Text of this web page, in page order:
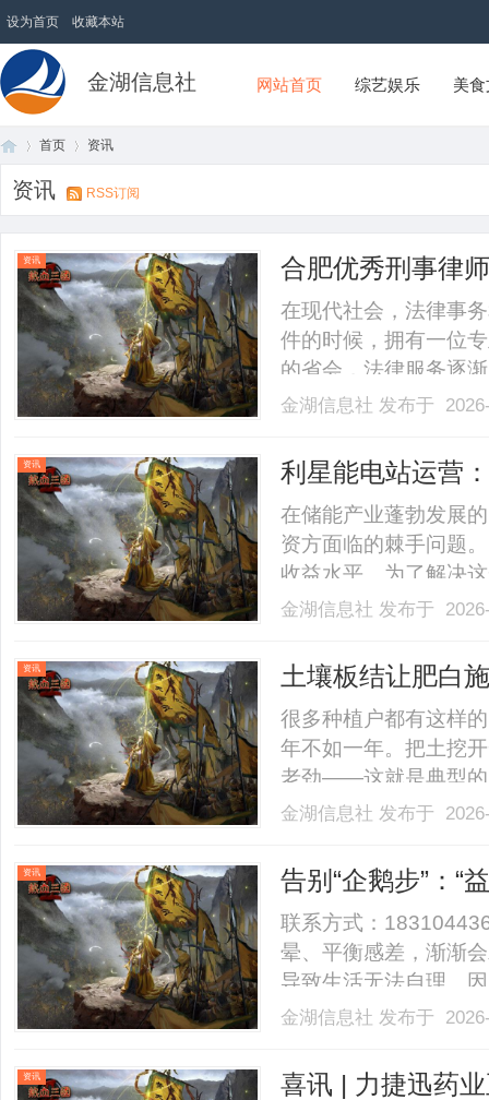
设为首页 收藏本站
金湖信息社 网站首页 综艺娱乐 美
首页 资讯
资讯 RSS订阅
资讯 合肥优秀刑事律
在现代社会，法律事
件的时候，拥有一位
的省会，法律服务逐
篇文章中，我们将深
盗窃、诈骗、故意伤
的.........
金湖信息社 发布于
资讯 利星能电站运营
在储能产业蓬勃发展
资方面临的棘手问题
收益水平。为了解决
务，将建设环节与未
家储能投资运营一体
源.........
金湖信息社 发布于
资讯 土壤板结让肥白
很多种植户都有这样
年不如一年。把土挖
老劲——这就是典型的
肥料、不合理的漫灌
自然大打折扣。要解
改.........
金湖信息社 发布于
资讯
告别“企鹅步”：“
重获稳健？
联系方式：
晕、平衡感差，渐渐
导致生活无法自理。
为“企鹅病”。小脑萎
治疗时了解到我处的
金湖信息社 发布于
资讯
喜讯 | 力捷迅药